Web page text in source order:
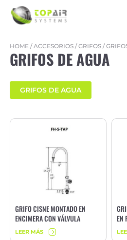
HOME /ACCESORIOS /GRIFOS /
GRIFOS DE AGUA
GRIFOS DE AGUA
GRIFO CISNE MONTADO EN
ENCIMERA CON VÁLVULA
LEER MÁS
EN